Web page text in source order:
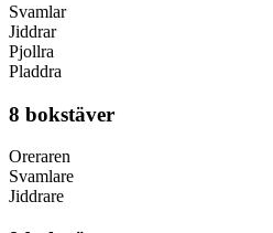
Svamlar
Jiddrar
Pjollra
Pladdra
8 bokstäver
Oreraren
Svamlare
Jiddrare